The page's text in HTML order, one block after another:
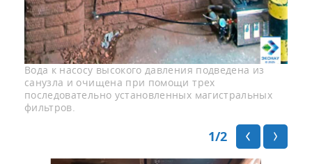
Вода к насосу высокого давления подведена из
санузла и очищена при помощи трех
последовательно установленных магистральных
фильтров.
1/2